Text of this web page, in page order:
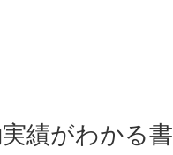
績がわかる